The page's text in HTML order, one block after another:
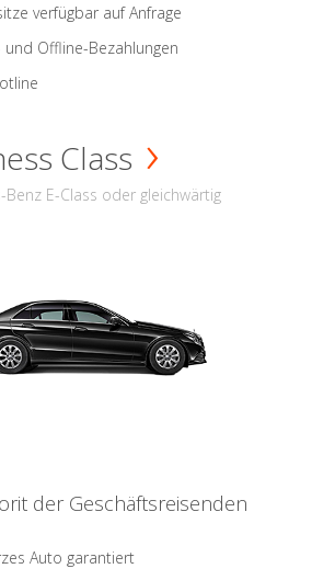
verfügbar auf Anfrage
und Offline-Bezahlungen
Class
Benz E-Class oder gleichwärtig
der Geschäftsreisenden
Auto garantiert